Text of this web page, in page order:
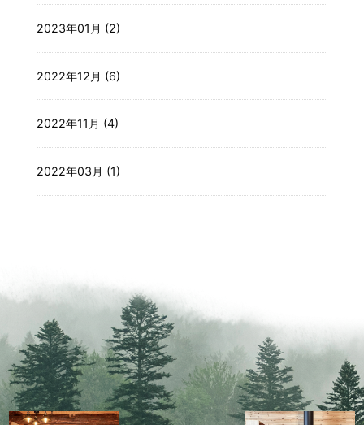
2023年01月 (2)
2022年12月 (6)
2022年11月 (4)
2022年03月 (1)